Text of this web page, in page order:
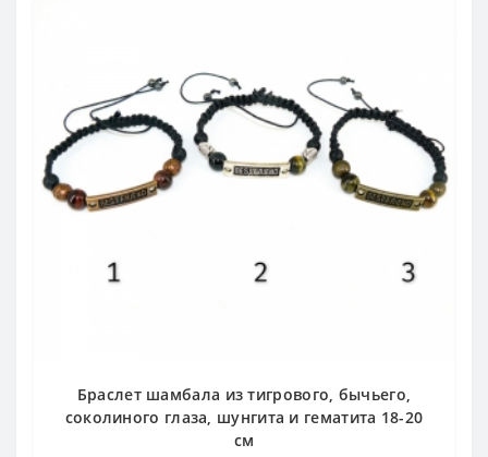
Браслет шамбала из тигрового, бычьего,
соколиного глаза, шунгита и гематита 18-20
см